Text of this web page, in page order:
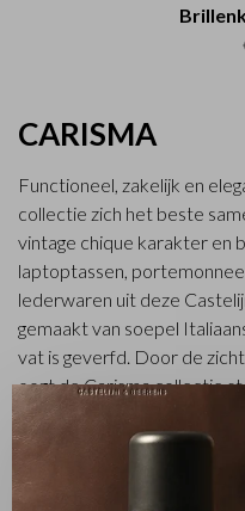
CARISMA
Functioneel, zakelijk en
collectie zich het beste
vintage chique karakter en
laptoptassen,
lederwaren uit deze
gemaakt van soepel
vat is geverfd. Door de
oogt de Carisma collectie